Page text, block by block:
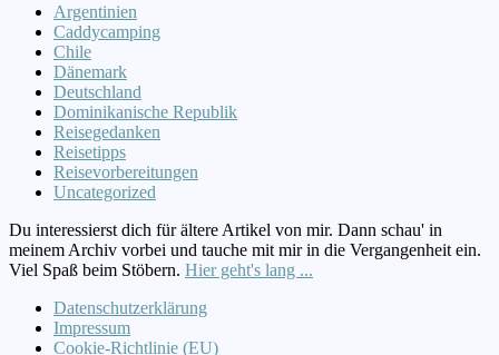
Argentinien
Caddycamping
Chile
Dänemark
Deutschland
Dominikanische Republik
Reisegedanken
Reisetipps
Reisevorbereitungen
Uncategorized
Du interessierst dich für ältere Artikel von mir. Dann schau' in
meinem Archiv vorbei und tauche mit mir in die Vergangenheit ein.
Viel Spaß beim Stöbern. Hier geht's lang ...
Datenschutzerklärung
Impressum
Cookie-Richtlinie (EU)